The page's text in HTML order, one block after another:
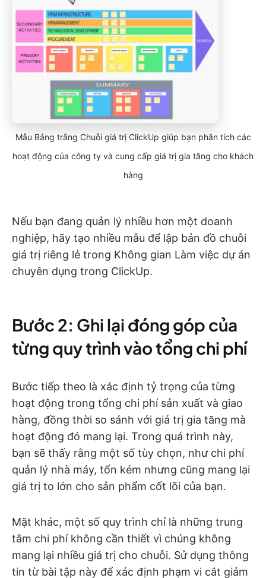
Mẫu Bảng trắng Chuỗi giá trị ClickUp giúp bạn phân tích các
hoạt động của công ty và cung cấp giá trị gia tăng cho khách
hàng
Nếu bạn đang quản lý nhiều hơn một doanh
nghiệp, hãy tạo nhiều mẫu để lập bản đồ chuỗi
giá trị riêng lẻ trong Không gian Làm việc dự án
chuyên dụng trong ClickUp.
Bước 2: Ghi lại đóng góp của
từng quy trình vào tổng chi phí
Bước tiếp theo là xác định tỷ trọng của từng
hoạt động trong tổng chi phí sản xuất và giao
hàng, đồng thời so sánh với giá trị gia tăng mà
hoạt động đó mang lại. Trong quá trình này,
bạn sẽ thấy rằng một số tùy chọn, như chi phí
quản lý nhà máy, tốn kém nhưng cũng mang lại
giá trị to lớn cho sản phẩm cốt lõi của bạn.
Mặt khác, một số quy trình chỉ là những trung
tâm chi phí không cần thiết vì chúng không
mang lại nhiều giá trị cho chuỗi. Sử dụng thông
tin từ bài tập này để xác định phạm vi cắt giảm